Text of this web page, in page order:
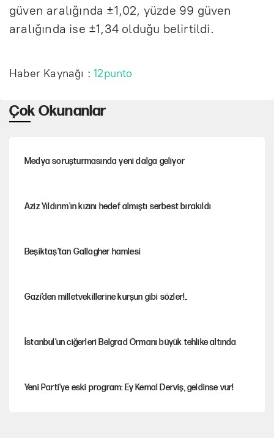
güven aralığında ±1,02, yüzde 99 güven
aralığında ise ±1,34 olduğu belirtildi.
Haber Kaynağı :12punto
Çok Okunanlar
Medya soruşturmasında yeni dalga geliyor
Aziz Yıldırım'ın kızını hedef almıştı serbest bırakıldı
Beşiktaş’tan Gallagher hamlesi
Gazi’den milletvekillerine kurşun gibi sözler!..
İstanbul’un ciğerleri Belgrad Ormanı büyük tehlike altında
Yeni Parti'ye eski program: Ey Kemal Derviş, geldinse vur!